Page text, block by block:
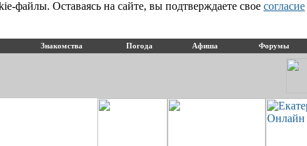
файлы. Оставаясь на сайте, вы подтверждаете свое согласие
Знакомства Погода Афиша Форумы